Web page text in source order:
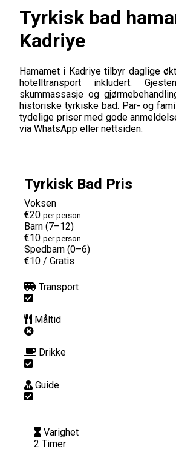
Tyrkisk bad
Kadriye
Hamamet i Kadriye tilbyr daglige
hotelltransport inkludert.
skummassasje og
historiske tyrkiske bad. Par- og
tydelige priser med gode
via WhatsApp eller nettsiden.
Tyrkisk Bad Pris
Voksen
€20 per person
Barn (7–12)
€10 per person
Spedbarn (0–6)
€10 / Gratis
Transport
Måltid
Drikke
Guide
Varighet
2 Timer